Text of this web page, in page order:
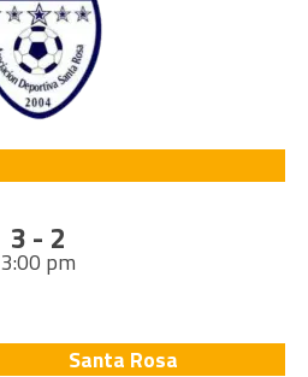
3 - 2
3:00 pm
Santa Rosa